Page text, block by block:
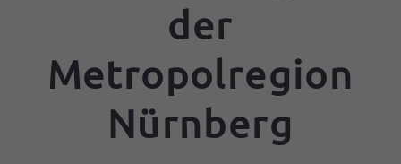
der
Metropolregion
Nürnberg